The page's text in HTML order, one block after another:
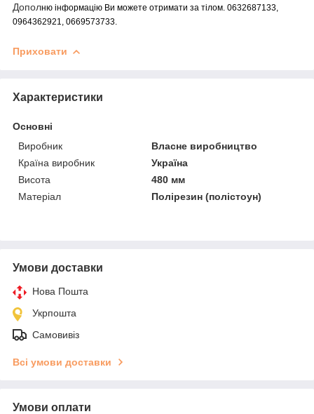
Дополню інформацію Ви можете отримати за тілом. 0632687133,
0964362921, 0669573733.
Приховати
Характеристики
Основні
Виробник
Власне виробництво
Країна виробник
Україна
Висота
480 мм
Матеріал
Полірезин (полістоун)
Умови доставки
Нова Пошта
Укрпошта
Самовивіз
Всі умови доставки
Умови оплати